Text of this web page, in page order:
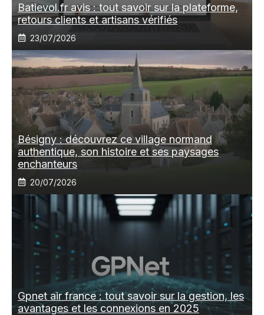
Batievol.fr avis : tout savoir sur la plateforme,
retours clients et artisans vérifiés
23/07/2026
Bésigny : découvrez ce village normand
authentique, son histoire et ses paysages
enchanteurs
20/07/2026
Gpnet air france : tout savoir sur la gestion, les
avantages et les connexions en 2025